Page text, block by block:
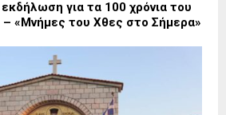
για τα 100 χρόνια του
– «Μνήμες του Χθες στο Σήμερα»